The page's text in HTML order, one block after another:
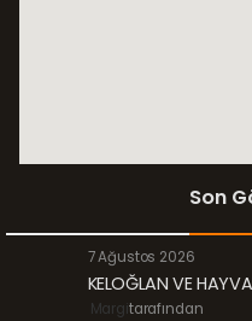
Son
7 Ağustos 2026
KELOĞLAN VE
Margitarafından